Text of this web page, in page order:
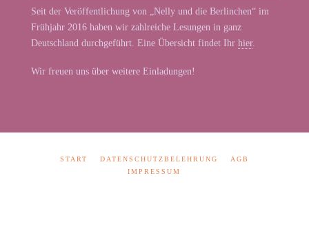
Seit der Veröffentlichung von „Nelly und die Berlinchen“ im
Frühjahr 2016 haben wir zahlreiche Lesungen in ganz
Deutschland durchgeführt. Eine Übersicht findet Ihr hier.
Wir freuen uns über weitere Einladungen!
START DATENSCHUTZBELEHRUNG
AGB
IMPRESSUM